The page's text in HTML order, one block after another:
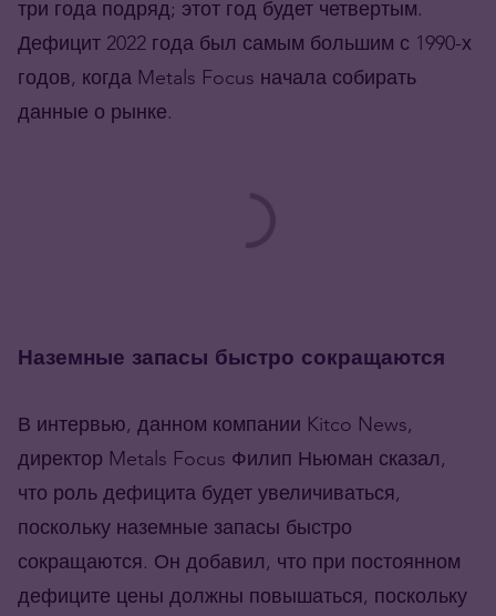
три года подряд; этот год будет четвертым.
Дефицит 2022 года был самым большим с 1990-х
годов, когда Metals Focus начала собирать
данные о рынке.
Наземные запасы быстро сокращаются
В интервью, данном компании Kitco News,
директор Metals Focus Филип Ньюман сказал,
что роль дефицита будет увеличиваться,
поскольку наземные запасы быстро
сокращаются. Он добавил, что при постоянном
дефиците цены должны повышаться, поскольку